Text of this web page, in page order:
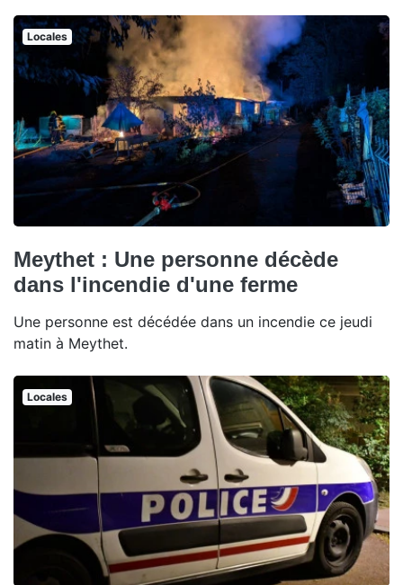
Locales
Meythet : Une personne décède
dans l'incendie d'une ferme
Une personne est décédée dans un incendie ce jeudi
matin à Meythet.
Locales